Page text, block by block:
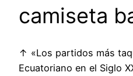
camiseta
↑ «Los partidos más
Ecuatoriano en el Siglo